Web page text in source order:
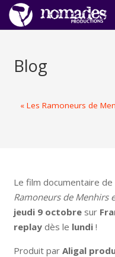
Blog
« Les Ramoneurs de
Le film documentaire de
Ramoneurs de Menhirs
jeudi 9 octobresur
replay dès le lundi!
Produit parAligal